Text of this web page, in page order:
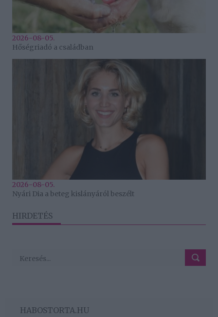
2026-08-05.
Hőségriadó a családban
2026-08-05.
Nyári Dia a beteg kislányáról beszélt
HIRDETÉS
HABOSTORTA.HU